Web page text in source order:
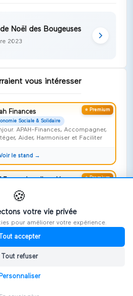
Noël des Bougeuses
2023
vous intéresser
⭐ Premium
Finances
Sociale & Solidaire
APAH-Finances, Accompagner,
Aider, Harmoniser et Faciliter
le stand →
⭐ Premium
France handicap Vosges
l'impossible !
le stand →
ne naît pas aidant, on le devient,
🍪
votre vie privée
pour améliorer votre expérience.
Tout accepter
Tout refuser
Personnaliser